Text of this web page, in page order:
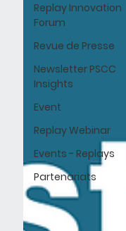
Replay Innovation
Forum
Revue de Presse
Newsletter PSCC
Insights
Event
Replay Webinar
Events - Replays
Partenariats